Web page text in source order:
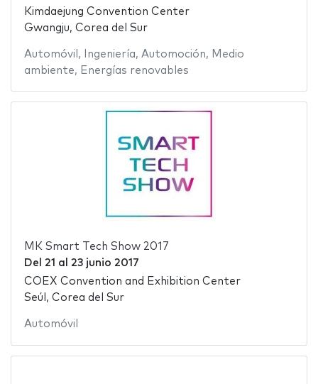
Kimdaejung Convention Center
Gwangju, Corea del Sur
Automóvil , Ingeniería, Automoción, Medio
ambiente, Energías renovables
MK Smart Tech Show 2017
Del 21 al 23 junio 2017
COEX Convention and Exhibition Center
Seúl, Corea del Sur
Automóvil